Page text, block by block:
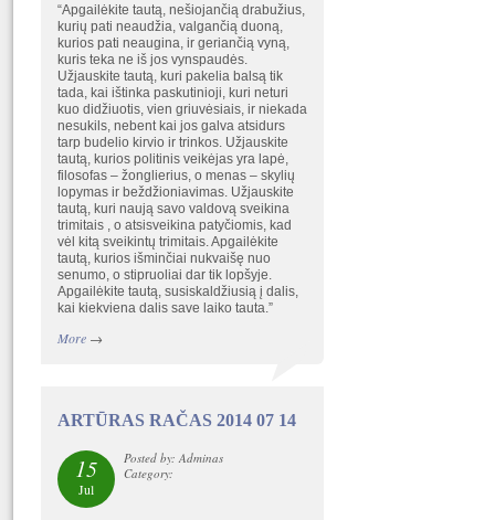
“Apgailėkite tautą, nešiojančią drabužius,
kurių pati neaudžia, valgančią duoną,
kurios pati neaugina, ir geriančią vyną,
kuris teka ne iš jos vynspaudės.
Užjauskite tautą, kuri pakelia balsą tik
tada, kai ištinka paskutinioji, kuri neturi
kuo didžiuotis, vien griuvėsiais, ir niekada
nesukils, nebent kai jos galva atsidurs
tarp budelio kirvio ir trinkos. Užjauskite
tautą, kurios politinis veikėjas yra lapė,
filosofas – žonglierius, o menas – skylių
lopymas ir beždžioniavimas. Užjauskite
tautą, kuri naują savo valdovą sveikina
trimitais , o atsisveikina patyčiomis, kad
vėl kitą sveikintų trimitais. Apgailėkite
tautą, kurios išminčiai nukvaišę nuo
senumo, o stipruoliai dar tik lopšyje.
Apgailėkite tautą, susiskaldžiusią į dalis,
kai kiekviena dalis save laiko tauta.”
More→
ARTŪRAS RAČAS 2014 07 14
15
Jul
Posted by: Adminas
Category: